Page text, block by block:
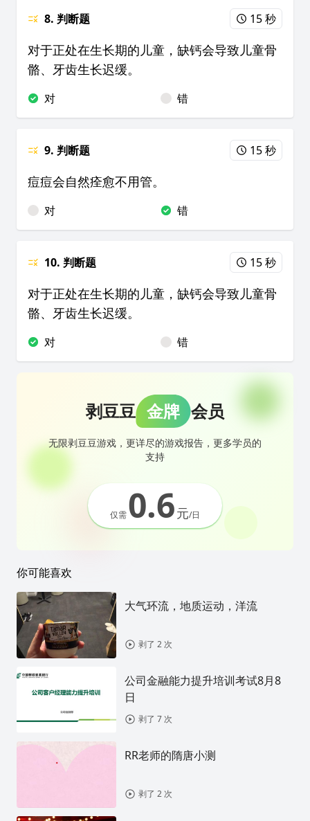
8. 判断题 15 秒
对于正处在生长期的儿童，缺钙会导致儿童骨
骼、牙齿生长迟缓。
对 错
9. 判断题 15 秒
痘痘会自然痊愈不用管。
对 错
10. 判断题 15 秒
对于正处在生长期的儿童，缺钙会导致儿童骨
骼、牙齿生长迟缓。
对 错
剥豆豆 金牌 会员
无限剥豆豆游戏，更详尽的游戏报告，更多学员的
支持
仅需0.6元/日
你可能喜欢
大气环流，地质运动，洋流
剥了 2 次
公司金融能力提升培训考试8月8
日
剥了 7 次
RR老师的隋唐小测
剥了 2 次